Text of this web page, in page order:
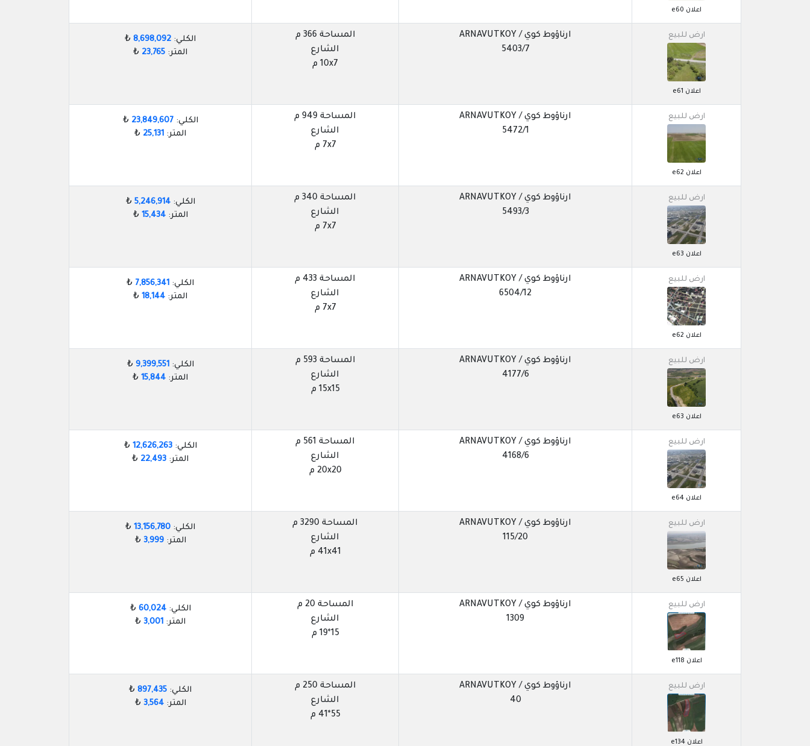
اعلان e60
ارض للبيع
اعلان e61
ارناؤوط كوي / ARNAVUTKOY
5403/7
المساحة 366 م
الشارع
10x7 م
الكلي: 8,698,092
₺
المتر: 23,765
₺
ارض للبيع
اعلان e62
ارناؤوط كوي / ARNAVUTKOY
5472/1
المساحة 949 م
الشارع
7x7 م
الكلي: 23,849,607
₺
المتر: 25,131
₺
ارض للبيع
اعلان e63
ارناؤوط كوي / ARNAVUTKOY
5493/3
المساحة 340 م
الشارع
7x7 م
الكلي:5,246,914
₺
المتر:15,434
₺
ارض للبيع
اعلان e62
ارناؤوط كوي / ARNAVUTKOY
6504/12
المساحة 433 م
الشارع
7x7 م
الكلي: 7,856,341
₺
المتر: 18,144
₺
ارض للبيع
اعلان e63
ارناؤوط كوي / ARNAVUTKOY
4177/6
المساحة 593 م
الشارع
15x15 م
الكلي:9,399,551
₺
المتر: 15,844
₺
ارض للبيع
اعلان e64
ارناؤوط كوي / ARNAVUTKOY
4168/6
المساحة 561 م
الشارع
20x20 م
الكلي:12,626,263
₺
المتر: 22,493
₺
ارض للبيع
اعلان e65
ارناؤوط كوي / ARNAVUTKOY
115/20
المساحة 3290 م
الشارع
41x41 م
الكلي: 13,156,780
₺
المتر:3,999
₺
ارض للبيع
اعلان e118
ارناؤوط كوي / ARNAVUTKOY
1309
المساحة 20 م
الشارع
15*19 م
الكلي:60,024
₺
المتر: 3,001
₺
ارض للبيع
اعلان e134
ارناؤوط كوي / ARNAVUTKOY
40
المساحة 250 م
الشارع
55*41 م
الكلي: 897,435
₺
المتر:3,564
₺